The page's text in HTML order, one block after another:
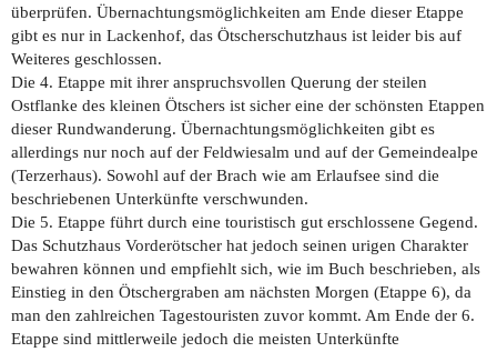
überprüfen. Übernachtungsmöglichkeiten am Ende dieser Etappe
gibt es nur in Lackenhof, das Ötscherschutzhaus ist leider bis auf
Weiteres geschlossen.
Die 4. Etappe mit ihrer anspruchsvollen Querung der steilen
Ostflanke des kleinen Ötschers ist sicher eine der schönsten Etappen
dieser Rundwanderung. Übernachtungsmöglichkeiten gibt es
allerdings nur noch auf der Feldwiesalm und auf der Gemeindealpe
(Terzerhaus). Sowohl auf der Brach wie am Erlaufsee sind die
beschriebenen Unterkünfte verschwunden.
Die 5. Etappe führt durch eine touristisch gut erschlossene Gegend.
Das Schutzhaus Vorderötscher hat jedoch seinen urigen Charakter
bewahren können und empfiehlt sich, wie im Buch beschrieben, als
Einstieg in den Ötschergraben am nächsten Morgen (Etappe 6), da
man den zahlreichen Tagestouristen zuvor kommt. Am Ende der 6.
Etappe sind mittlerweile jedoch die meisten Unterkünfte